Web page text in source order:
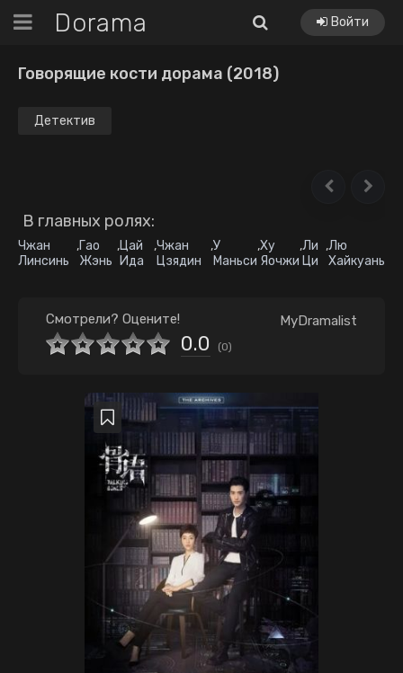
Dorama Войти
Говорящие кости дорама (2018)
Детектив
В главных ролях:
Чжан
Линсинь
,Гао
Жэнь
,Цай
Ида
,Чжан
Цзядин
,У
Маньси
,Ху
Яочжи
,Ли
Ци
,Лю
Хайкуань
Смотрели? Оцените!
0.0 (0)
MyDramalist